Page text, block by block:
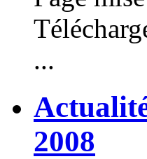
...
2008